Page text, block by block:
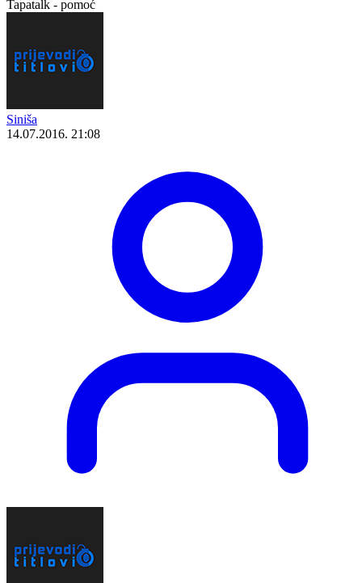
Tapatalk - pomoć
Siniša
14.07.2016. 21:08